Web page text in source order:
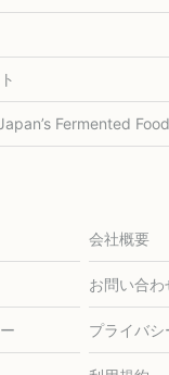
Fermented
会社概要
お問い合わ
プライバシ